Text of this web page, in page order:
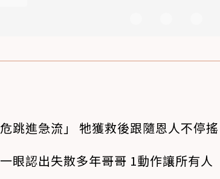
跳進急流」 牠獲救後跟隨恩人不停搖
眼認出失散多年哥哥 1動作讓所有人